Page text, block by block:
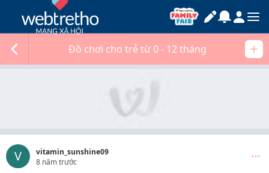
Đồ chơi cho trẻ từ 0 - 12 tháng
V
vitamin_sunshine09
8 năm trước